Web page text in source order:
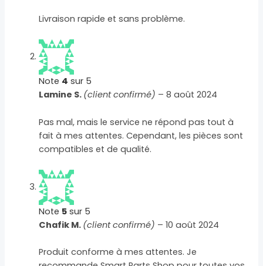
Livraison rapide et sans problème.
Note 4 sur 5
Lamine S. (client confirmé) – 8 août 2024
Pas mal, mais le service ne répond pas tout à
fait à mes attentes. Cependant, les pièces sont
compatibles et de qualité.
Note 5 sur 5
Chafik M. (client confirmé) – 10 août 2024
Produit conforme à mes attentes. Je